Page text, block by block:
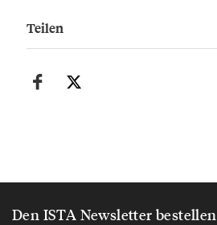
Teilen
Den ISTA Newsletter bestellen